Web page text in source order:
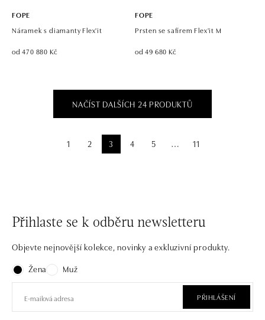
FOPE
Náramek s diamanty Flex'it
od 470 880 Kč
FOPE
Prsten se safírem Flex'it M
od 49 680 Kč
NAČÍST DALŠÍCH 24 PRODUKTŮ
1 2 3 4 5 ⋯ 11
Přihlaste se k odběru newsletteru
Objevte nejnovější kolekce, novinky a exkluzivní produkty.
Žena
Muž
PŘIHLÁŠENÍ